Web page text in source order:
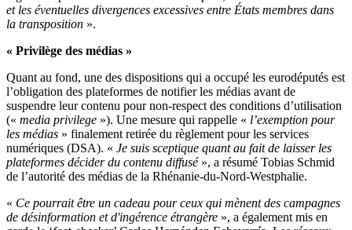
et les éventuelles divergences excessives entre États membres dans
la transposition ».
« Privilège des médias »
Quant au fond, une des dispositions qui a occupé les eurodéputés est
l’obligation des plateformes de notifier les médias avant de
suspendre leur contenu pour non-respect des conditions d’utilisation
(« media privilege »). Une mesure qui rappelle « l’exemption pour
les médias » finalement retirée du règlement pour les services
numériques (DSA). « Je suis sceptique quant au fait de laisser les
plateformes décider du contenu diffusé», a résumé Tobias Schmid
de l’autorité des médias de la Rhénanie-du-Nord-Westphalie.
« Ce pourrait être un cadeau pour ceux qui mènent des campagnes
de désinformation et d'ingérence étrangère », a également mis en